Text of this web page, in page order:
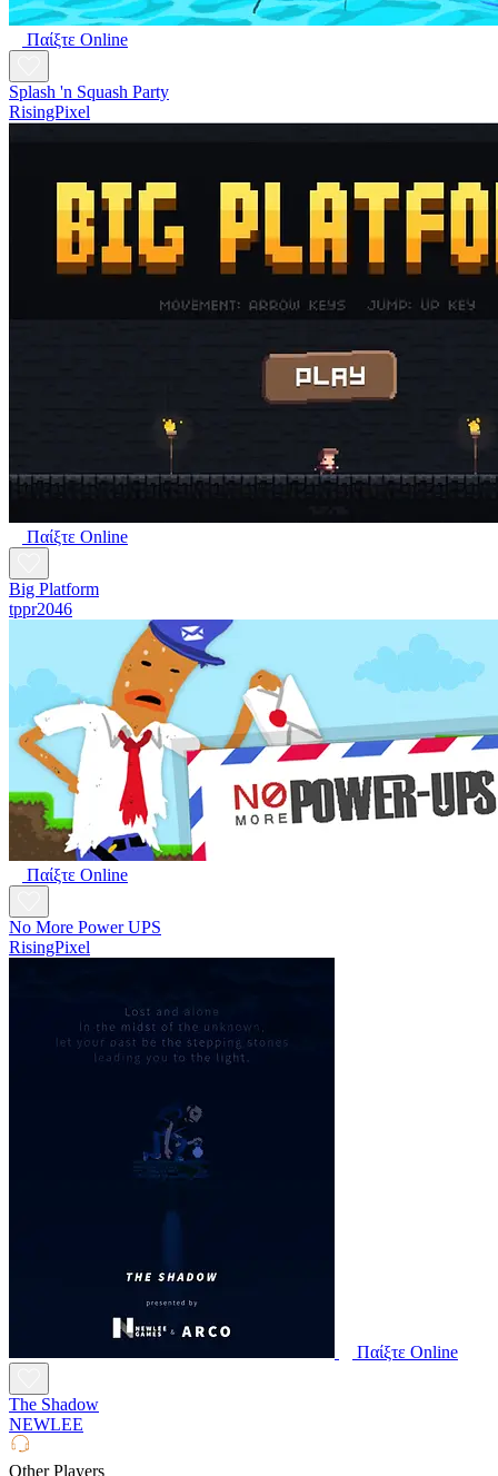
Παίξτε Online
Splash 'n Squash Party
RisingPixel
Παίξτε Online
Big Platform
tppr2046
Παίξτε Online
No More Power UPS
RisingPixel
Παίξτε Online
The Shadow
NEWLEE
Other Players